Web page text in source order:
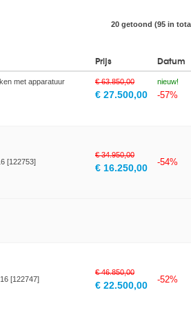
20 getoond (95 in
Prijs Datum
met apparatuur
€ 63.850,00
€ 27.500,00
nieuw!
-57%
[122753]
€ 34.950,00
€ 16.250,00
-54%
[122747]
€ 46.850,00
€ 22.500,00
-52%